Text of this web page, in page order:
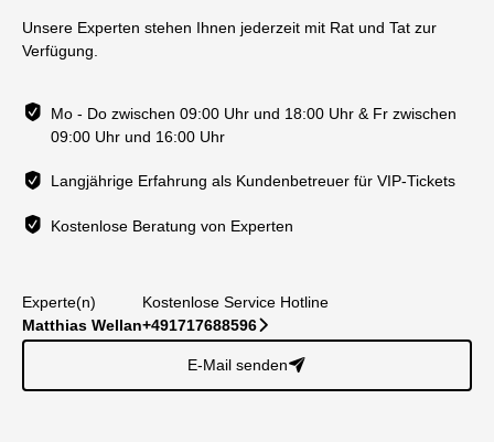
Unsere Experten stehen Ihnen jederzeit mit Rat und Tat zur
Verfügung.
Mo - Do zwischen 09:00 Uhr und 18:00 Uhr & Fr zwischen
09:00 Uhr und 16:00 Uhr
Langjährige Erfahrung als Kundenbetreuer für VIP-Tickets
Kostenlose Beratung von Experten
Experte(n)
Matthias Wellan
Kostenlose Service Hotline
+491717688596􀆊
E-Mail senden􀈠